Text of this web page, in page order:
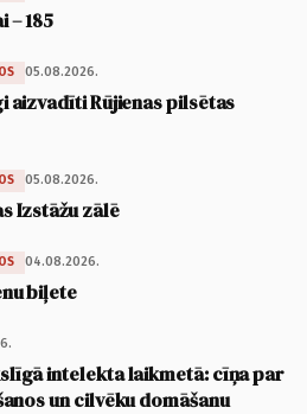
– 185
05.08.2026.
aizvadīti Rūjienas pilsētas
05.08.2026.
Izstāžu zālē
04.08.2026.
biļete
intelekta laikmetā: cīņa par
un cilvēku domāšanu